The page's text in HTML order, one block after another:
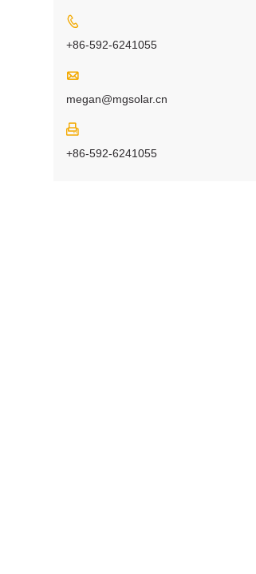

+86-592-6241055

megan@mgsolar.cn

+86-592-6241055